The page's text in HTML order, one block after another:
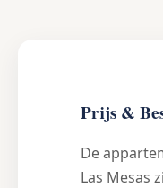
Prijs &
De
Las Mesas